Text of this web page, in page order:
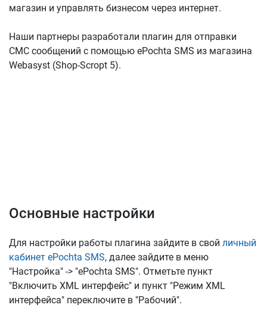
магазин и управлять бизнесом через интернет.
Наши партнеры разработали плагин для отправки
СМС сообщений с помощью ePochta SMS из магазина
Webasyst (Shop-Scropt 5).
Основные настройки
Для настройки работы плагина зайдите в свой личный
кабинет ePochta SMS, далее зайдите в меню
"Настройка" -> "ePochta SMS". Отметьте пункт
"Включить XML интерфейс" и пункт "Режим XML
интерфейса" переключите в "Рабочий".